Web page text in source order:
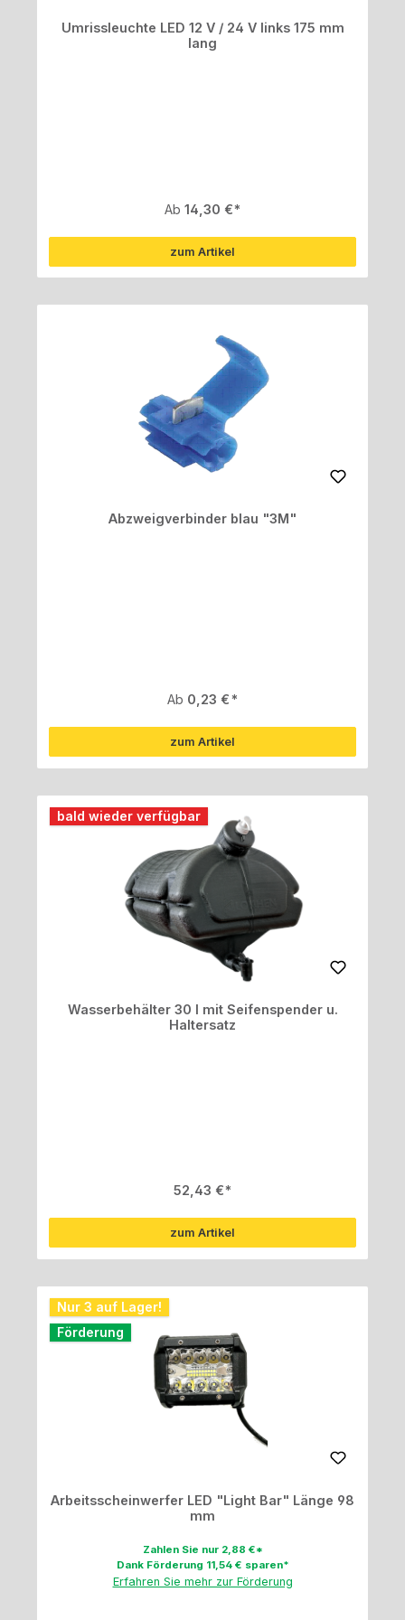
Umrissleuchte LED 12 V / 24 V links 175 mm
lang
Regulärer Preis:
Ab 14,30 €
zum Artikel
Abzweigverbinder blau "3M"
Regulärer Preis:
Ab 0,23 €
zum Artikel
bald wieder verfügbar
Wasserbehälter 30 l mit Seifenspender u.
Haltersatz
Regulärer Preis:
52,43 €
zum Artikel
Nur 3 auf Lager!
Förderung
Arbeitsscheinwerfer LED "Light Bar" Länge 98
mm
Zahlen Sie nur 2,88 €*
Dank Förderung 11,54 € sparen*
Erfahren Sie mehr zur Förderung